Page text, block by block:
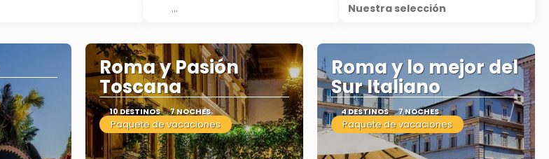
Nuestra selección
Roma y Pasión
Toscana
10 DESTINOS 7 NOCHES
Paquete de vacaciones
Roma y lo mejor del
Sur Italiano
4 DESTINOS 7 NOCHES
Paquete de vacaciones